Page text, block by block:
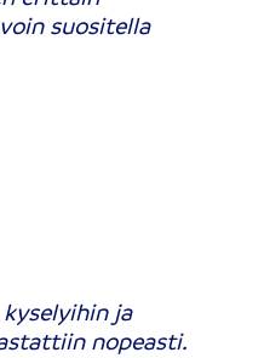
suositella
ja
nopeasti.